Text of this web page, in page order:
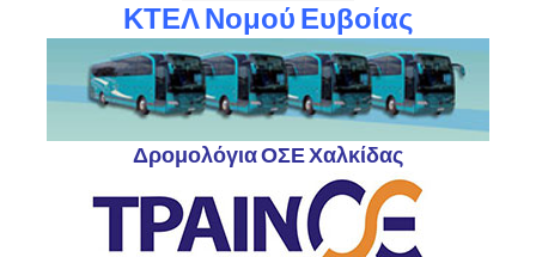
ΚΤΕΛ Νομού Ευβοίας
Δρομολόγια ΟΣΕ Χαλκίδας